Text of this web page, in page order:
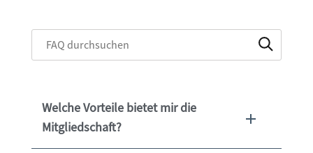
Welche Vorteile bietet mir die
Mitgliedschaft?